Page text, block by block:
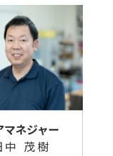
マネジャー
中 茂樹